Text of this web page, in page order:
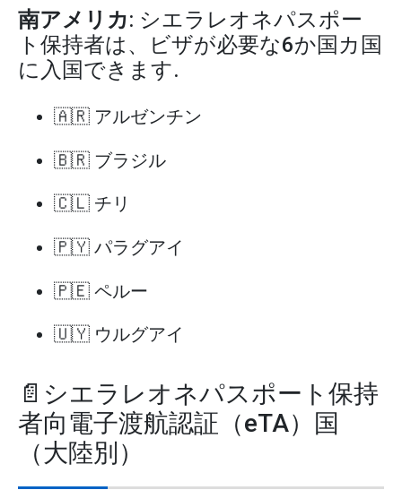
南アメリカ: シエラレオネパスポー
ト保持者は、ビザが必要な6か国カ国
に入国できます.
🇦🇷 アルゼンチン
🇧🇷 ブラジル
🇨🇱 チリ
🇵🇾 パラグアイ
🇵🇪 ペルー
🇺🇾 ウルグアイ
📄シエラレオネパスポート保持
者向電子渡航認証（eTA）国
（大陸別）